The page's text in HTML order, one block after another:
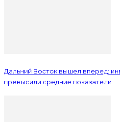
Дальний Восток вышел вперед:
превысили средние показатели